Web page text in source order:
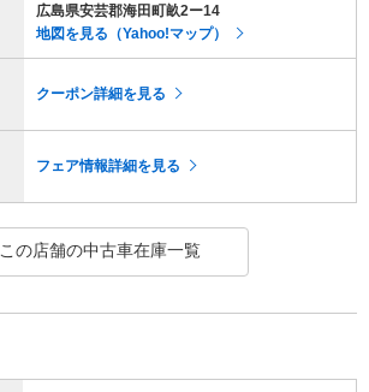
広島県安芸郡海田町畝2ー14
地図を見る（Yahoo!マップ）
クーポン詳細を見る
フェア情報詳細を見る
この店舗の中古車在庫一覧